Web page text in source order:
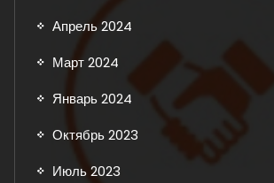
Апрель 2024
Март 2024
Январь 2024
Октябрь 2023
Июль 2023